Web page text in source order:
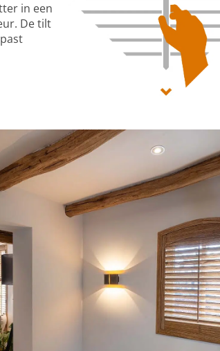
in een
De tilt